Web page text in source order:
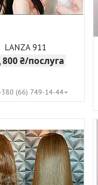
LANZA 911
800 ₴/послуга
(66) 749-14-44